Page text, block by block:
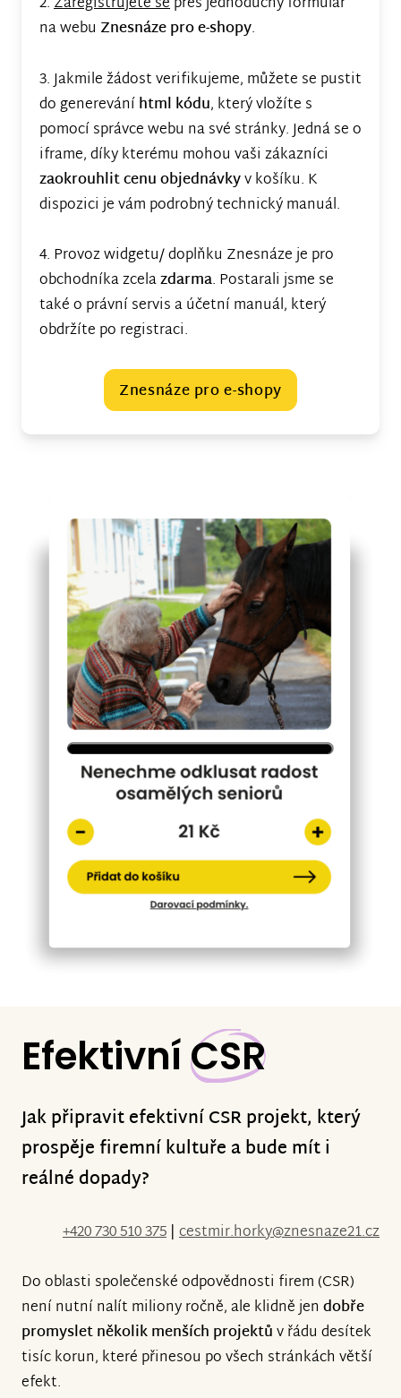
na webu Znesnáze pro e-shopy.
3. Jakmile žádost verifikujeme, můžete se pustit
do genereváníhtml kódu, který vložíte s
pomocí správce webu na své stránky. Jedná se o
iframe, díky kterému mohou vaši zákazníci
zaokrouhlit cenu objednávkyv košíku. K
dispozici je vám podrobný technický manuál.
4. Provoz widgetu/ doplňku Znesnáze je pro
obchodníka zcelazdarma. Postarali jsme se
také o právní servis a účetní manuál, který
obdržíte po registraci.
Znesnáze pro e-shopy
EfektivníCSR
Jak připravit efektivní CSR projekt, který
prospěje firemní kultuře a bude mít i
reálné dopady?
+420 730 510 375 | cestmir.horky@znesnaze21.cz
Do oblasti společenské odpovědnosti firem (CSR)
není nutní nalít miliony ročně, ale klidně jen dobře
promyslet několik menších projektův řádu desítek
tisíc korun, které přinesou po všech stránkách větší
efekt.